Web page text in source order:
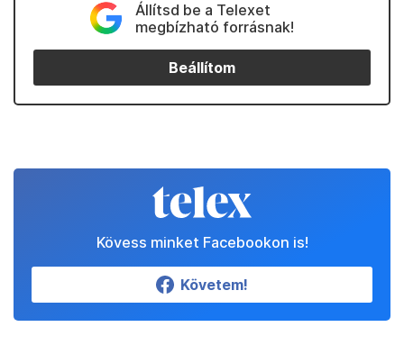
Állítsd be a Telexet
megbízható forrásnak!
Beállítom
Kövess minket Facebookon is!
Követem!